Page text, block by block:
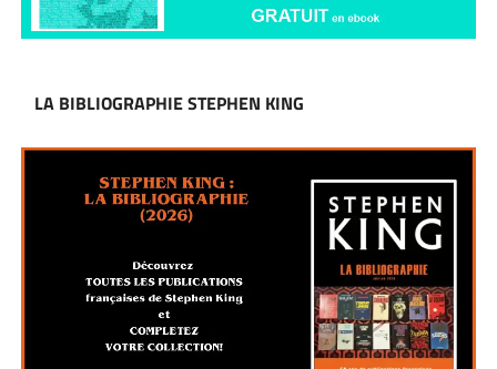
LA BIBLIOGRAPHIE STEPHEN KING